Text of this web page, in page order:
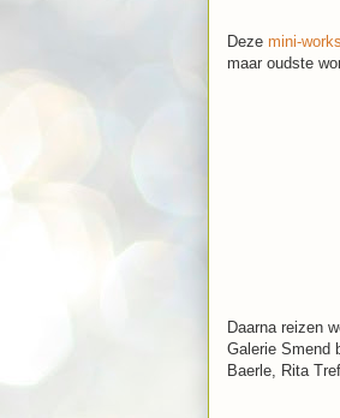
Deze mini-
maar oudste
Daarna reizen
Galerie Smend
Baerle, Rita